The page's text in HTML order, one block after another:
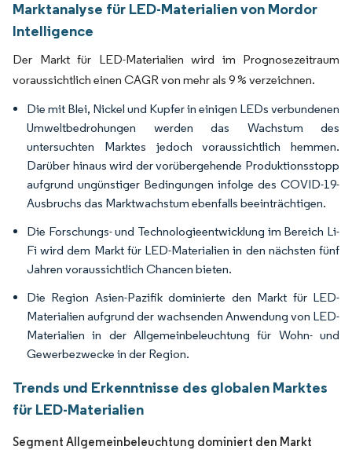
Marktanalyse für LED-Materialien von Mordor
Intelligence
Der Markt für LED-Materialien wird im Prognosezeitraum
voraussichtlich einen CAGR von mehr als 9 % verzeichnen.
Die mit Blei, Nickel und Kupfer in einigen LEDs verbundenen
Umweltbedrohungen werden das Wachstum des
untersuchten Marktes jedoch voraussichtlich hemmen.
Darüber hinaus wird der vorübergehende Produktionsstopp
aufgrund ungünstiger Bedingungen infolge des COVID-19-
Ausbruchs das Marktwachstum ebenfalls beeinträchtigen.
Die Forschungs- und Technologieentwicklung im Bereich Li-
Fi wird dem Markt für LED-Materialien in den nächsten fünf
Jahren voraussichtlich Chancen bieten.
Die Region Asien-Pazifik dominierte den Markt für LED-
Materialien aufgrund der wachsenden Anwendung von LED-
Materialien in der Allgemeinbeleuchtung für Wohn- und
Gewerbezwecke in der Region.
Trends und Erkenntnisse des globalen Marktes
für LED-Materialien
Segment Allgemeinbeleuchtung dominiert den Markt